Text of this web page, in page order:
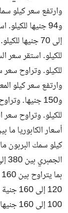
120
100 إلى 160 جنيها.